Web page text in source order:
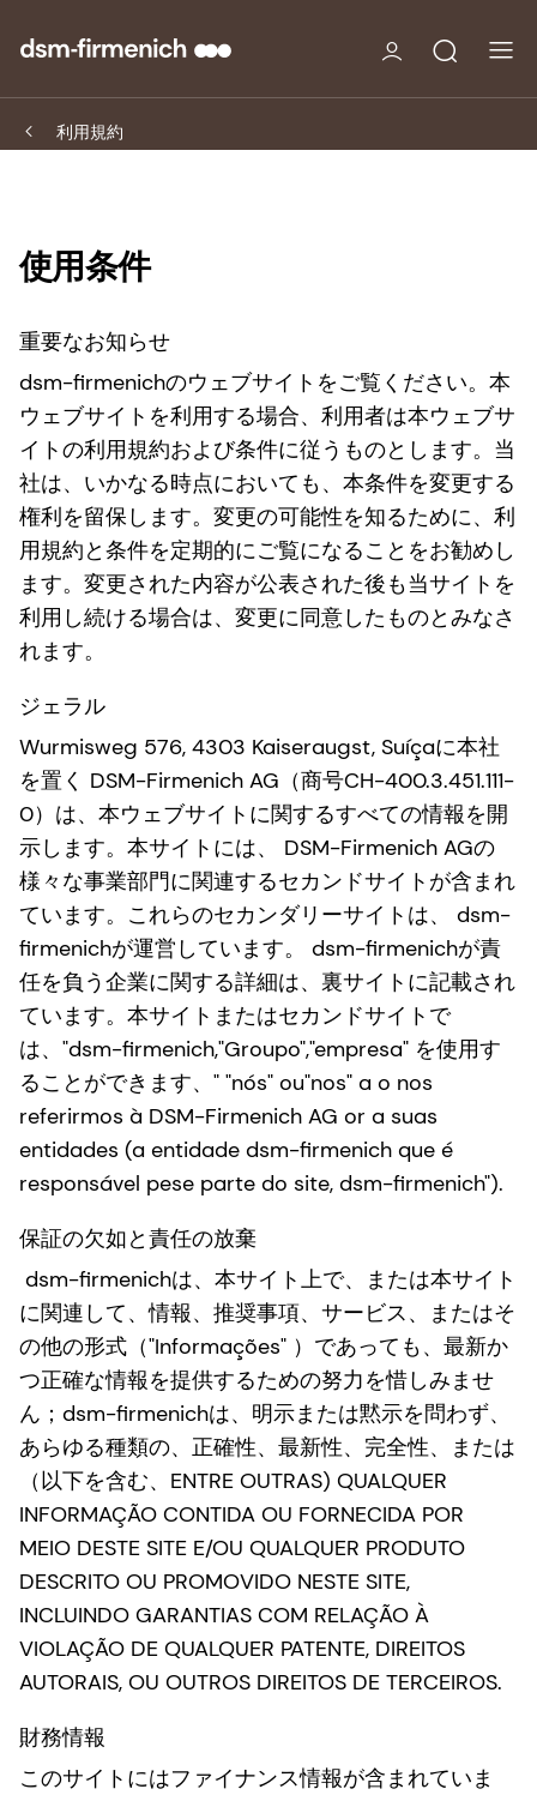
利用規約
使用条件
重要なお知らせ
dsm-firmenichのウェブサイトをご覧ください。本
ウェブサイトを利用する場合、利用者は本ウェブサ
イトの利用規約および条件に従うものとします。当
社は、いかなる時点においても、本条件を変更する
権利を留保します。変更の可能性を知るために、利
用規約と条件を定期的にご覧になることをお勧めし
ます。変更された内容が公表された後も当サイトを
利用し続ける場合は、変更に同意したものとみなさ
れます。
ジェラル
Wurmisweg 576, 4303 Kaiseraugst, Suíçaに本社
を置く DSM-Firmenich AG（商号CH-400.3.451.111-
0）は、本ウェブサイトに関するすべての情報を開
示します。本サイトには、 DSM-Firmenich AGの
様々な事業部門に関連するセカンドサイトが含まれ
ています。これらのセカンダリーサイトは、 dsm-
firmenichが運営しています。 dsm-firmenichが責
任を負う企業に関する詳細は、裏サイトに記載され
ています。本サイトまたはセカンドサイトで
は、"dsm-firmenich,"Groupo","empresa" を使用す
ることができます、" "nós" ou"nos" a o nos
referirmos à DSM-Firmenich AG or a suas
entidades (a entidade dsm-firmenich que é
responsável pese parte do site, dsm-firmenich").
保証の欠如と責任の放棄
dsm-firmenichは、本サイト上で、または本サイト
に関連して、情報、推奨事項、サービス、またはそ
の他の形式（"Informações" ）であっても、最新か
つ正確な情報を提供するための努力を惜しみませ
ん；dsm-firmenichは、明示または黙示を問わず、
あらゆる種類の、正確性、最新性、完全性、または
（以下を含む、ENTRE OUTRAS) QUALQUER
INFORMAÇÃO CONTIDA OU FORNECIDA POR
MEIO DESTE SITE E/OU QUALQUER PRODUTO
DESCRITO OU PROMOVIDO NESTE SITE,
INCLUINDO GARANTIAS COM RELAÇÃO À
VIOLAÇÃO DE QUALQUER PATENTE, DIREITOS
AUTORAIS, OU OUTROS DIREITOS DE TERCEIROS.
財務情報
このサイトにはファイナンス情報が含まれていま